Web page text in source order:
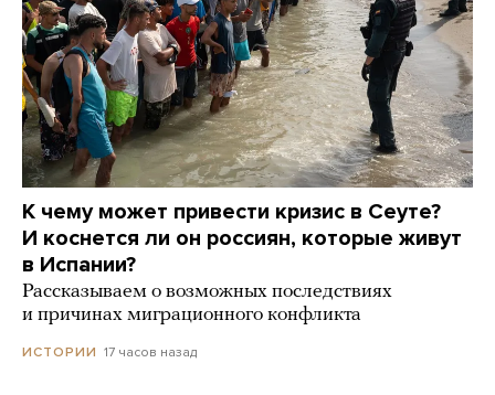
К чему может привести кризис в Сеуте?
И коснется ли он россиян, которые живут
в Испании?
Рассказываем о возможных последствиях
и причинах миграционного конфликта
ИСТОРИИ 17 часов назад